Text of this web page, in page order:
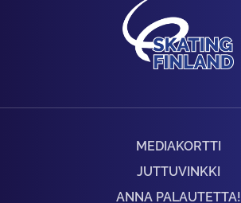
MEDIAKORTTI
JUTTUVINKKI
ANNA PALAUTETTA!